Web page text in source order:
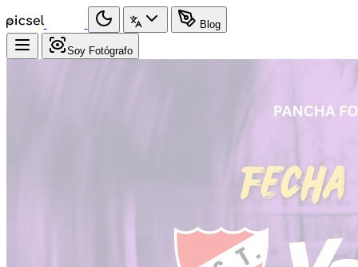
Blog
Soy Fotógrafo